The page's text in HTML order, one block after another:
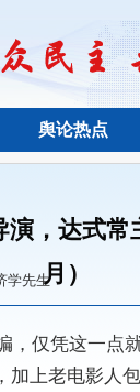
舆论热点
，达式
月）
学先生
仅凭这一点
上老电影人